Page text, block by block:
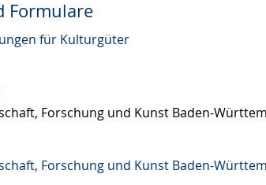
Formulare
für Kulturgüter
Forschung und Kunst Baden-
Forschung und Kunst Baden-